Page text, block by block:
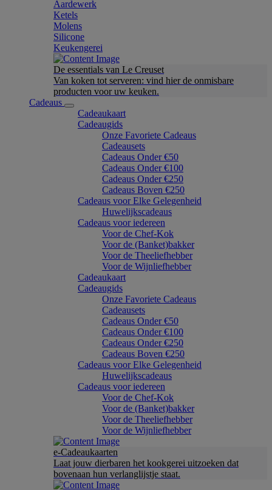
Aardewerk
Ketels
Molens
Silicone
Keukengerei
De essentials van Le Creuset
Van koken tot serveren: vind hier de onmisbare
producten voor uw keuken.
Cadeaus
Cadeaukaart
Cadeaugids
Onze Favoriete Cadeaus
Cadeausets
Cadeaus Onder €50
Cadeaus Onder €100
Cadeaus Onder €250
Cadeaus Boven €250
Cadeaus voor Elke Gelegenheid
Huwelijkscadeaus
Cadeaus voor iedereen
Voor de Chef-Kok
Voor de (Banket)bakker
Voor de Theeliefhebber
Voor de Wijnliefhebber
Cadeaukaart
Cadeaugids
Onze Favoriete Cadeaus
Cadeausets
Cadeaus Onder €50
Cadeaus Onder €100
Cadeaus Onder €250
Cadeaus Boven €250
Cadeaus voor Elke Gelegenheid
Huwelijkscadeaus
Cadeaus voor iedereen
Voor de Chef-Kok
Voor de (Banket)bakker
Voor de Theeliefhebber
Voor de Wijnliefhebber
e-Cadeaukaarten
Laat jouw dierbaren het kookgerei uitzoeken dat
bovenaan hun verlanglijstje staat.